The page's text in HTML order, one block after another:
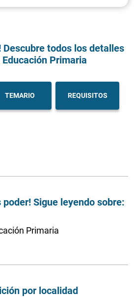
Descubre todos los detalles
Primaria
TEMARIO REQUISITOS
poder! Sigue leyendo sobre:
Primaria
por localidad